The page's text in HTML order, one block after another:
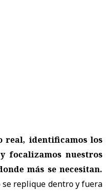
real, identificamos los
focalizamos nuestros
más se necesitan.
se replique dentro y fuera